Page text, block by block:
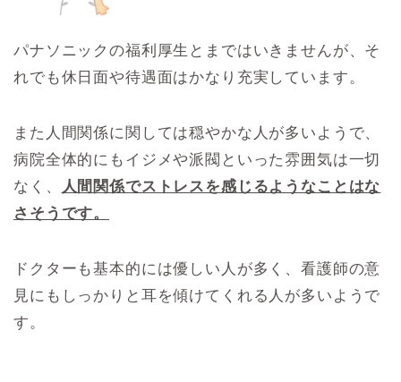
パナソニックの福利厚生とまではいきませんが、そ
れでも休日面や待遇面はかなり充実しています。
また人間関係に関しては穏やかな人が多いようで、
病院全体的にもイジメや派閥といった雰囲気は一切
なく、
人間関係でストレスを感じるようなことはな
さそうです。
ドクターも基本的には優しい人が多く、看護師の意
見にもしっかりと耳を傾けてくれる人が多いようで
す。